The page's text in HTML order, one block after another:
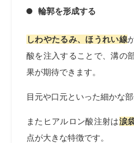
輪郭を形成する
しわやたるみ、ほうれい線
酸を注入することで、溝の
果が期待できます。
目元や口元といった細かな
またヒアルロン酸注射は涙
点が大きな特徴です。